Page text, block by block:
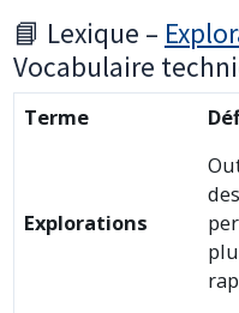
📘 Lexique –
Vocabulaire
Terme
Explorations